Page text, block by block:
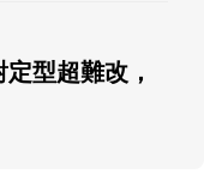
型超難改，